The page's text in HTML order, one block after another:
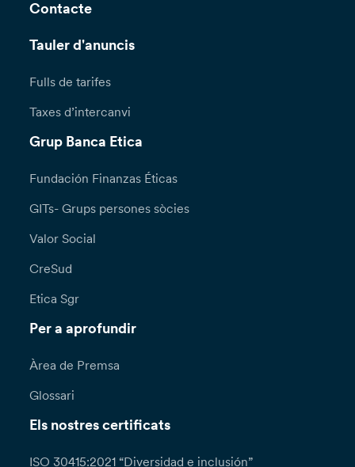
Contacte
Tauler d'anuncis
Fulls de tarifes
Taxes d’intercanvi
Grup Banca Etica
Fundación Finanzas Éticas
GITs- Grups persones sòcies
Valor Social
CreSud
Etica Sgr
Per a aprofundir
Àrea de Premsa
Glossari
Els nostres certificats
ISO 30415:2021 “Diversidad e inclusión”